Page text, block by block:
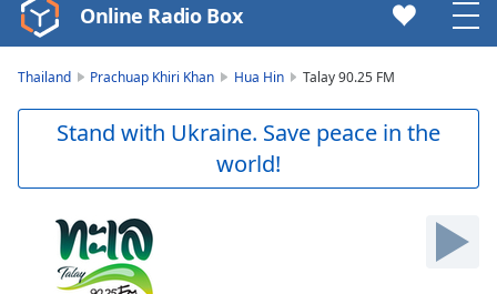
Video
Player
Skip
Online Radio Box
Thailand Prachuap Khiri Khan Hua Hin Talay 90.25 FM
Stand with Ukraine. Save peace in the
world!